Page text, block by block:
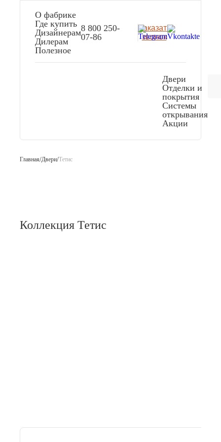
О фабрике
Где купить
Дизайнерам
Дилерам
Полезное
8 800 250-
07-86
Заказать
звонок
Двери
Отделки и
покрытия
Системы
открывания
Акции
Главная/Двери/Тетис
Коллекция Тетис